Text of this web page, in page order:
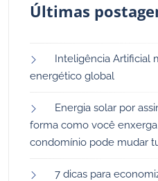
Últimas
Inteligência Artificial
energético global
Energia solar por
forma como você
condomínio pode mudar
7 dicas para